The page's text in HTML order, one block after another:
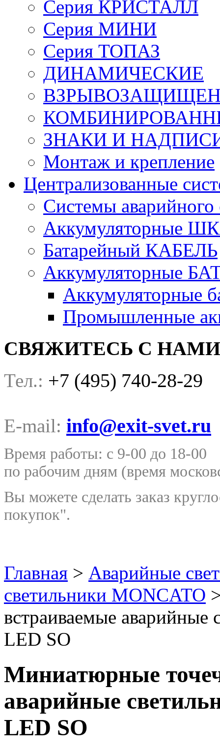
Серия КРИСТАЛЛ
Серия МИНИ
Серия ТОПАЗ
ДИНАМИЧЕСКИЕ
ЗНАКИ И
Монтаж и крепление
Централизованные
Системы
Аккумуляторные
Батарейный КАБЕЛЬ
Аккумуляторные
Аккумуляторные
Промышленные
СВЯЖИТЕСЬ С НАМИ
Тел.: +7 (495) 740-28-29
E-mail: info@exit-svet.ru
Время работы: с 9-00 до 18-00
по рабочим дням (время
Вы можете сделать заказ
покупок".
Главная > Аварийные
светильники MONCATO
встраиваемые аварийные
LED SO
Миниатюрные
аварийные
LED SO